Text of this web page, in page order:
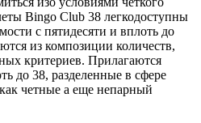
Bingo Club 38 легкодоступны
с пятидесяти и вплоть до
из композиции количеств,
критериев. Прилагаются
до 38, разделенные в сфере
четные а еще непарный